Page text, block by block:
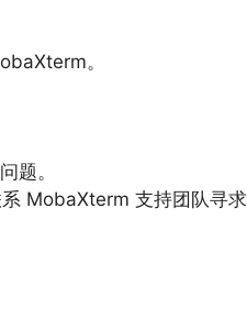
。
题。
MobaXterm 支持团队寻求